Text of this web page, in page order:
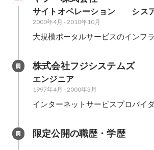
サイトオペレーション　　シス
2000年4月 -2010年10月
大規模ポータルサービスのインフ
株式会社フジシステムズ
エンジニア
1997年4月 -2000年3月
インターネットサービスプロバイ
限定公開の職歴・学歴